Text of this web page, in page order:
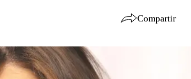
Compartir